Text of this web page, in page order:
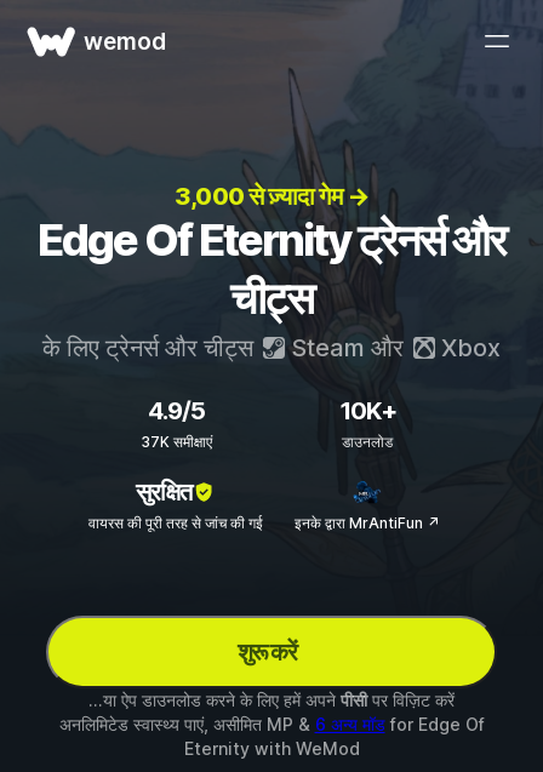
wemod
3,000 से ज़्यादा गेम →
Edge Of Eternity ट्रेनर्स और
चीट्स
के लिए ट्रेनर्स और चीट्स Steam और Xbox
4.9/5
37K समीक्षाएं
10K+
डाउनलोड
सुरक्षित
वायरस की पूरी तरह से जांच की गई इनके द्वारा MrAntiFun ↗
शुरू करें
...या ऐप डाउनलोड करने के लिए हमें अपने पीसीपर विज़िट करें
अनलिमिटेड स्वास्थ्य पाएं, असीमित MP & 6 अन्य मॉडfor Edge Of
Eternitywith WeMod